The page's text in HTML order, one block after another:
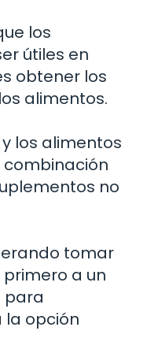
los
útiles en
obtener los
alimentos.
los alimentos
no
tomar
a un
para
la opción